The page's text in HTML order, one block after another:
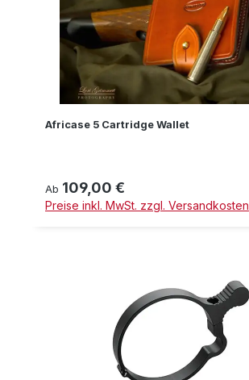
Africase 5 Cartridge Wallet
Regulärer Preis:
Ab 109,00 €
Preise inkl. MwSt. zzgl. Versandkosten